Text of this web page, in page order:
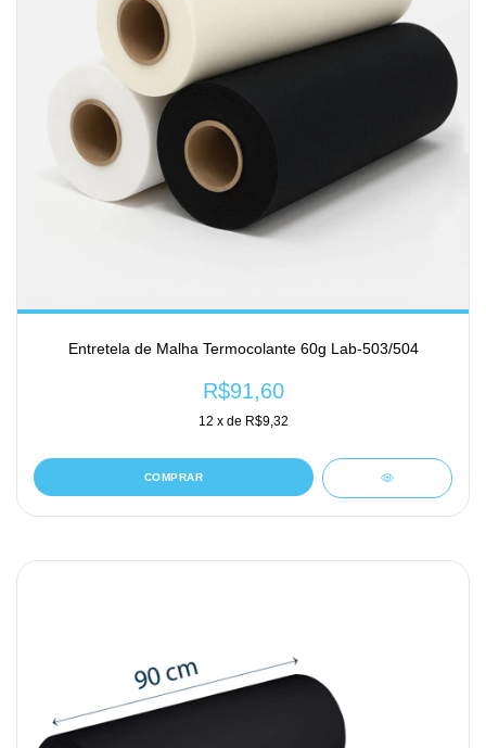
Entretela de Malha Termocolante 60g Lab-503/504
R$91,60
12 x de R$9,32
COMPRAR